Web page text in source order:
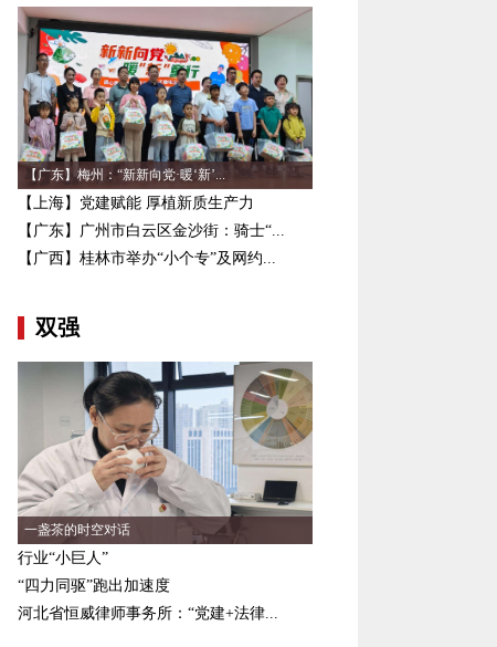
【广东】梅州：“新新向党·暖‘新’...
【上海】党建赋能 厚植新质生产力
【广东】广州市白云区金沙街：骑士“...
【广西】桂林市举办“小个专”及网约...
双强
一盏茶的时空对话
行业“小巨人”
“四力同驱”跑出加速度
河北省恒威律师事务所：“党建+法律...